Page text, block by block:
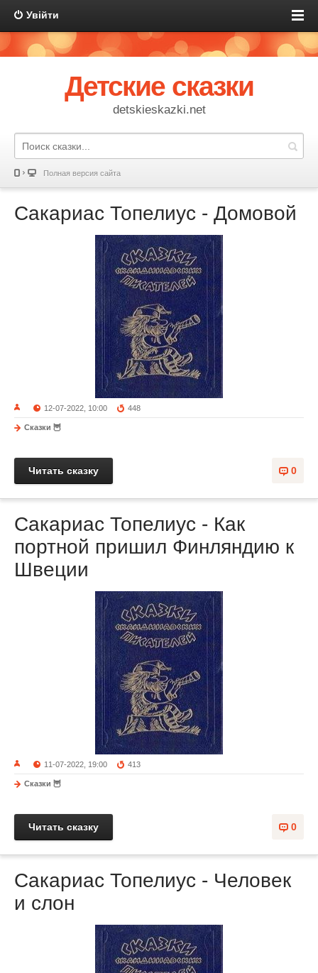
Увійти
Детские сказки
detskieskazki.net
Полная версия сайта
Сакариас Топелиус - Домовой
12-07-2022, 10:00 448
Сказки 🦉
0
Читать сказку
Сакариас Топелиус - Как
портной пришил Финляндию к
Швеции
11-07-2022, 19:00 413
Сказки 🦉
0
Читать сказку
Сакариас Топелиус - Человек
и слон